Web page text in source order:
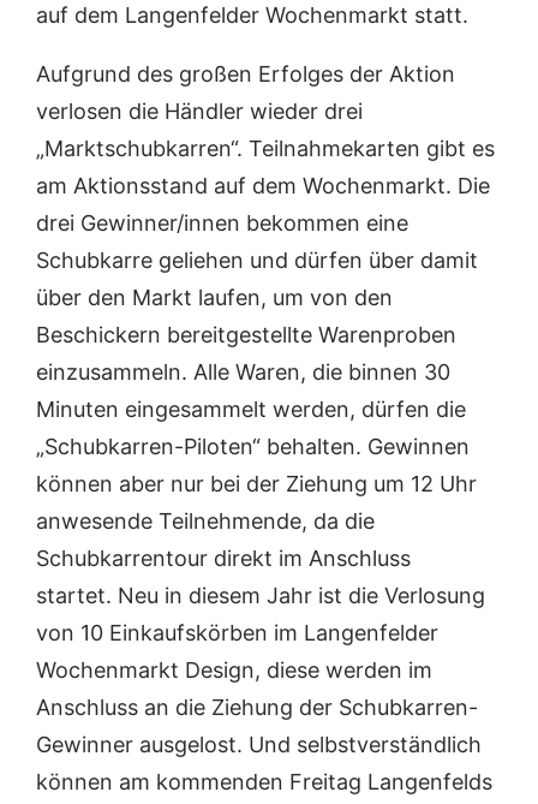
auf dem Langenfelder Wochenmarkt statt.
Aufgrund des großen Erfolges der Aktion
verlosen die Händler wieder drei
„Marktschubkarren“. Teilnahmekarten gibt es
am Aktionsstand auf dem Wochenmarkt. Die
drei Gewinner/innen bekommen eine
Schubkarre geliehen und dürfen über damit
über den Markt laufen, um von den
Beschickern bereitgestellte Warenproben
einzusammeln. Alle Waren, die binnen 30
Minuten eingesammelt werden, dürfen die
„Schubkarren-Piloten“ behalten. Gewinnen
können aber nur bei der Ziehung um 12 Uhr
anwesende Teilnehmende, da die
Schubkarrentour direkt im Anschluss
startet. Neu in diesem Jahr ist die Verlosung
von 10 Einkaufskörben im Langenfelder
Wochenmarkt Design, diese werden im
Anschluss an die Ziehung der Schubkarren-
Gewinner ausgelost. Und selbstverständlich
können am kommenden Freitag Langenfelds